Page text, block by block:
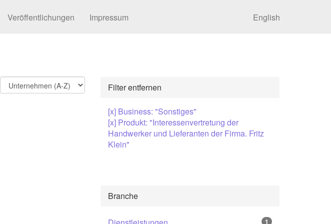
Veröffentlichungen Impressum English
Filter entfernen
[x] Business: "Sonstiges"
[x] Produkt: "Interessenvertretung der
Handwerker und Lieferanten der Firma. Fritz
Klein"
Branche
1